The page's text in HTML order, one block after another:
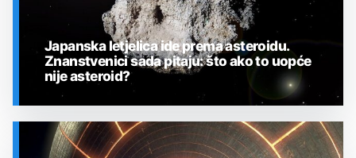
SVEMIR
Japanska letjelica ide prema asteroidu.
Znanstvenici sada pitaju: što ako to uopće
nije asteroid?